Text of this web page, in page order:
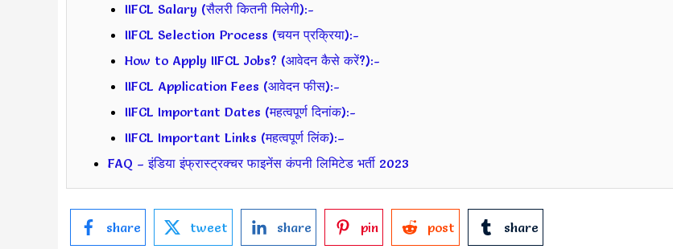
IIFCL Salary (सैलरी कितनी मिलेगी):-
IIFCL Selection Process (चयन प्रक्रिया):-
How to Apply IIFCL Jobs? (आवेदन कैसे करें?):-
IIFCL Application Fees (आवेदन फीस):-
IIFCL Important Dates (महत्वपूर्ण दिनांक):-
IIFCL Important Links (महत्वपूर्ण लिंक):–
FAQ – इंडिया इंफ्रास्ट्रक्चर फाइनेंस कंपनी लिमिटेड भर्ती 2023
share tweet share pin post share